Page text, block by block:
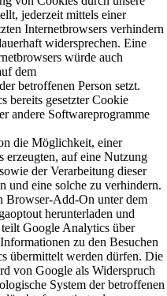
jederzeit mittels einer
Internetbrowsers verhindern
widersprechen. Eine
würde auch
dem
betroffenen Person setzt.
bereits gesetzter Cookie
andere Softwareprogramme
die Möglichkeit, einer
erzeugten, auf eine Nutzung
der Verarbeitung dieser
und eine solche zu verhindern.
Browser-Add-On unter dem
herunterladen und
Google Analytics über
zu den Besuchen
übermittelt werden dürfen. Die
von Google als Widerspruch
System der betroffenen